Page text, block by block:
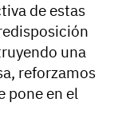
de estas
una
reforzamos
pone en el